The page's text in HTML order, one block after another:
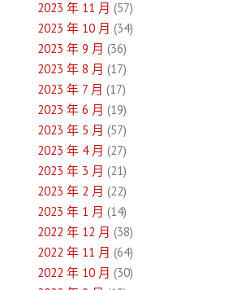
2023 年 11 月 (57)
2023 年 10 月 (34)
2023 年 9 月 (36)
2023 年 8 月 (17)
2023 年 7 月 (17)
2023 年 6 月 (19)
2023 年 5 月 (57)
2023 年 4 月 (27)
2023 年 3 月 (21)
2023 年 2 月 (22)
2023 年 1 月 (14)
2022 年 12 月 (38)
2022 年 11 月 (64)
2022 年 10 月 (30)